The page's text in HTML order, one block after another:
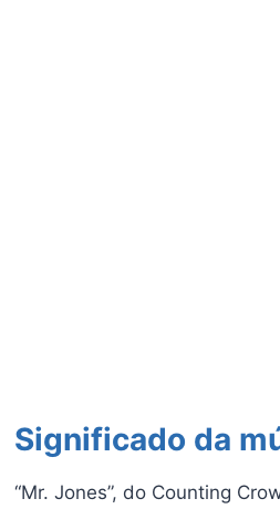
Significado da
“Mr. Jones”, do Counting